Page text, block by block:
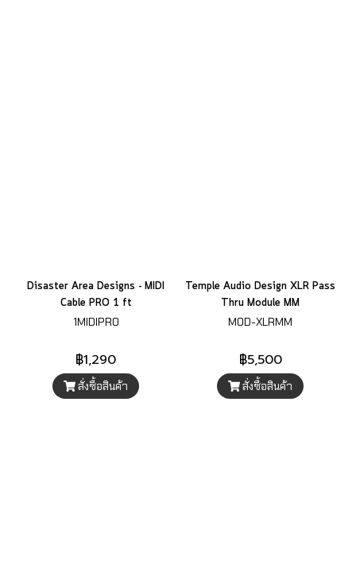
Disaster Area Designs - MIDI
Cable PRO 1 ft
1MIDIPRO
฿1,290
สั่งซื้อสินค้า
Temple Audio Design XLR Pass
Thru Module MM
MOD-XLRMM
฿5,500
สั่งซื้อสินค้า